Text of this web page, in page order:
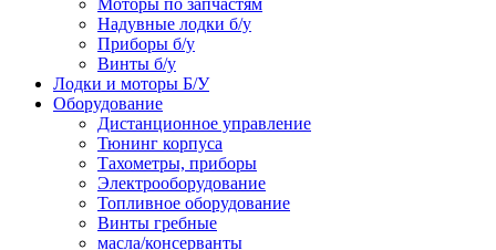
Надувные лодки б/у
Приборы б/у
Винты б/у
Лодки и моторы Б/У
Оборудование
Дистанционное управление
Тюнинг корпуса
Тахометры, приборы
Электрооборудование
Топливное оборудование
Винты гребные
масла/консерванты